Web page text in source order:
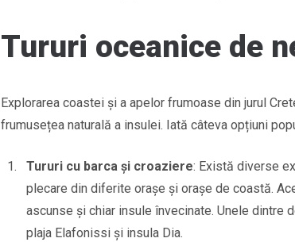
Tururi oceanice de
Explorarea coastei și a apelor frumoase din jurul
frumusețea naturală a insulei. Iată câteva opțiuni
Tururi cu barca și croaziere: Există diverse
plecare din diferite orașe și orașe de coastă.
ascunse și chiar insule învecinate. Unele dintre
plaja Elafonissi și insula Dia.